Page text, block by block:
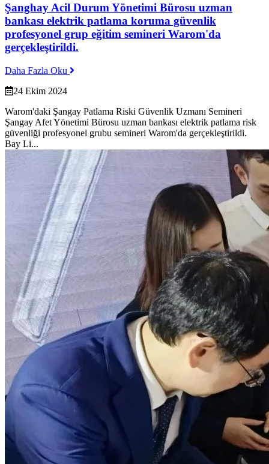
Şanghay Acil Durum Yönetimi Bürosu uzman
bankası elektrik patlama koruma güvenlik
profesyonel grup eğitim semineri Warom'da
gerçekleştirildi.
Daha Fazla Oku
24 Ekim 2024
Warom'daki Şangay Patlama Riski Güvenlik Uzmanı Semineri
Şangay Afet Yönetimi Bürosu uzman bankası elektrik patlama risk
güvenliği profesyonel grubu semineri Warom'da gerçekleştirildi.
Bay Li...